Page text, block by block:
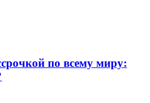
по всему миру: